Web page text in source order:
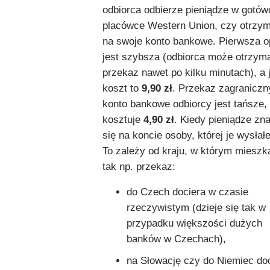
odbiorca odbierze pieniądze w
placówce Western Union, czy
na swoje konto bankowe. Pierwsza
jest szybsza (odbiorca może
przekaz nawet po kilku minutach), a
koszt to 9,90 zł. Przekaz
konto bankowe odbiorcy jest tańsze,
kosztuje 4,90 zł. Kiedy pieniądze
się na koncie osoby, której je
To zależy od kraju, w którym
tak np. przekaz:
do Czech dociera w czasie
rzeczywistym (dzieje się tak w
przypadku większości dużych
banków w Czechach),
na Słowację czy do Niemiec